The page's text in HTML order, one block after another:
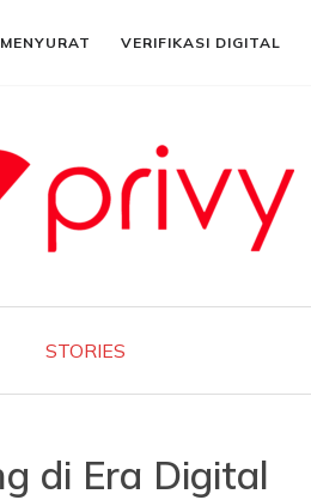
VERIFIKASI DIGITAL
STORIES
di Era Digital